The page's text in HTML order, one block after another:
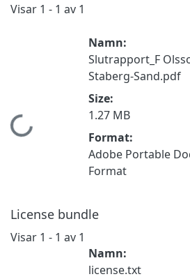
Visar 1 - 1 av 1
Hämtar...
Namn:
Slutrapport_F
Staberg-Sand.pdf
Size:
1.27 MB
Format:
Adobe Portable
Format
License bundle
Visar 1 - 1 av 1
Namn:
license.txt